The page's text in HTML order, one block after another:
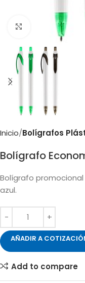
Clic para
Inicio Bolígrafos
Bolígrafo
Bolígrafo promocional
azul.
AÑADIR A
Add to compare